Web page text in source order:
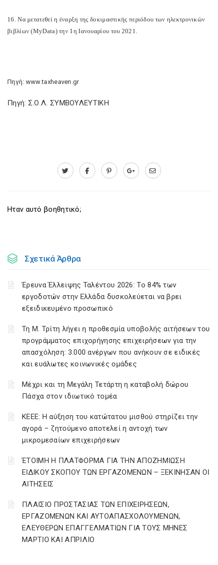
16. Να μετατεθεί η έναρξη της δοκιμαστικής περιόδου των ηλεκτρονικών
βιβλίων (MyData) την 1η Ιανουαρίου του 2021.
Πηγή: www.taxheaven.gr
Πηγή: Σ.Ο.Λ. ΣΥΜΒΟΥΛΕΥΤΙΚΗ
Ηταν αυτό βοηθητικό;
Σχετικά Άρθρα
Έρευνα Έλλειψης Ταλέντου 2026: Το 84% των
εργοδοτών στην Ελλάδα δυσκολεύεται να βρει
εξειδικευμένο προσωπικό
Τη Μ. Τρίτη λήγει η προθεσμία υποβολής αιτήσεων του
προγράμματος επιχορήγησης επιχειρήσεων για την
απασχόληση: 3.000 ανέργων που ανήκουν σε ειδικές
και ευάλωτες κοινωνικές ομάδες
Μέχρι και τη Μεγάλη Τετάρτη η καταβολή δώρου
Πάσχα στον ιδιωτικό τομέα
ΚΕΕΕ: Η αύξηση του κατώτατου μισθού στηρίζει την
αγορά – ζητούμενο αποτελεί η αντοχή των
μικρομεσαίων επιχειρήσεων
ΈΤΟΙΜΗ Η ΠΛΑΤΦΟΡΜΑ ΓΙΑ ΤΗΝ ΑΠΟΖΗΜΙΩΣΗ
ΕΙΔΙΚΟΥ ΣΚΟΠΟΥ ΤΩΝ ΕΡΓΑΖΟΜΕΝΩΝ – ΞΕΚΙΝΗΣΑΝ ΟΙ
ΑΙΤΗΣΕΙΣ
ΠΛΑΙΣΙΟ ΠΡΟΣΤΑΣΙΑΣ ΤΩΝ ΕΠΙΧΕΙΡΗΣΕΩΝ,
ΕΡΓΑΖΟΜΕΝΩΝ ΚΑΙ ΑΥΤΟΑΠΑΣΧΟΛΟΥΜΕΝΩΝ,
ΕΛΕΥΘΕΡΩΝ ΕΠΑΓΓΕΛΜΑΤΙΩΝ ΓΙΑ ΤΟΥΣ ΜΗΝΕΣ
ΜΑΡΤΙΟ ΚΑΙ ΑΠΡΙΛΙΟ